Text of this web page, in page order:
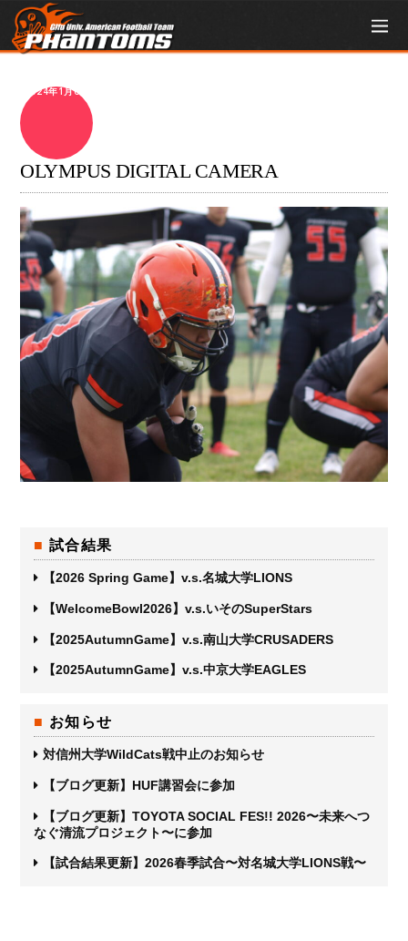
2024年1月6日
OLYMPUS DIGITAL CAMERA
試合結果
【2026 Spring Game】v.s.名城大学LIONS
【WelcomeBowl2026】v.s.いそのSuperStars
【2025AutumnGame】v.s.南山大学CRUSADERS
【2025AutumnGame】v.s.中京大学EAGLES
お知らせ
対信州大学WildCats戦中止のお知らせ
【ブログ更新】HUF講習会に参加
【ブログ更新】TOYOTA SOCIAL FES!! 2026〜未来へつ
なぐ清流プロジェクト〜に参加
【試合結果更新】2026春季試合〜対名城大学LIONS戦〜